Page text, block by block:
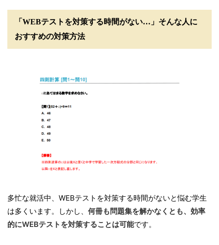
「WEBテストを対策する時間がない…」そんな人に
おすすめの対策方法
多忙な就活中、WEBテストを対策する時間がないと悩む学生
は多くいます。しかし、 何冊も問題集を解かなくとも、効率
的にWEBテストを対策することは可能です。